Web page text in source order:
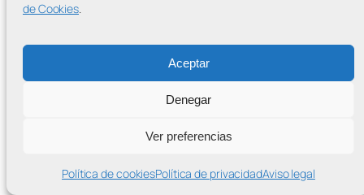
de Cookies.
Aceptar
Denegar
Ver preferencias
Política de cookiesPolítica de privacidadAviso legal
Contra la Criminalización de la Protesta Climática
WordPress